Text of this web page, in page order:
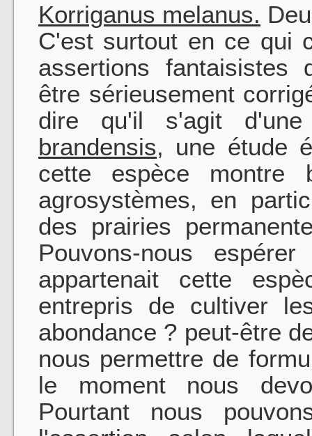
Korriganus melanus.
C'est surtout en ce qui
assertions fantaisistes
être sérieusement
dire qu'il s'agit
brandensis, une étude
cette espèce montre
agrosystèmes, en
des prairies
Pouvons-nous
appartenait cette
entrepris de cultiver
abondance ? peut-être
nous permettre de
le moment nous
Pourtant nous